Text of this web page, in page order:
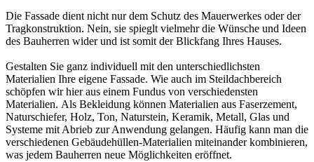
Die Fassade dient nicht nur dem Schutz des Mauerwerkes oder der
Tragkonstruktion. Nein, sie spieglt vielmehr die Wünsche und Ideen
des Bauherren wider und ist somit der Blickfang Ihres Hauses.
Gestalten Sie ganz individuell mit den unterschiedlichsten
Materialien Ihre eigene Fassade. Wie auch im Steildachbereich
schöpfen wir hier aus einem Fundus von verschiedensten
Materialien. Als Bekleidung können Materialien aus Faserzement,
Naturschiefer, Holz, Ton, Naturstein, Keramik, Metall, Glas und
Systeme mit Abrieb zur Anwendung gelangen. Häufig kann man die
verschiedenen Gebäudehüllen-Materialien miteinander kombinieren,
was jedem Bauherren neue Möglichkeiten eröffnet.